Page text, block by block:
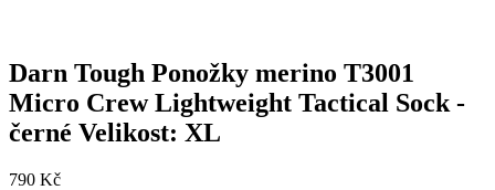
Darn Tough Ponožky merino T3001
Micro Crew Lightweight Tactical Sock -
černé Velikost: XL
790 Kč